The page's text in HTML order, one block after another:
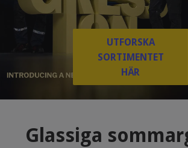
UTFORSKA
SORTIMENTET
HÄR
Glassiga